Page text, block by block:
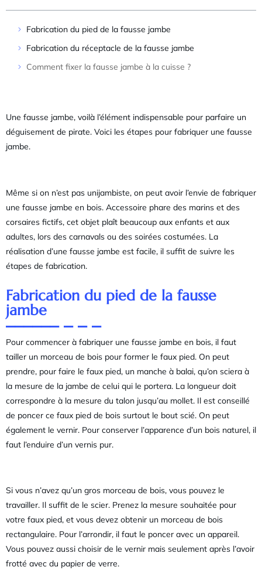
Fabrication du pied de la fausse jambe
Fabrication du réceptacle de la fausse jambe
Comment fixer la fausse jambe à la cuisse ?
Une fausse jambe, voilà l’élément indispensable pour parfaire un
déguisement de pirate. Voici les étapes pour fabriquer une fausse
jambe.
Même si on n’est pas unijambiste, on peut avoir l’envie de fabriquer
une fausse jambe en bois. Accessoire phare des marins et des
corsaires fictifs, cet objet plaît beaucoup aux enfants et aux
adultes, lors des carnavals ou des soirées costumées. La
réalisation d’une fausse jambe est facile, il suffit de suivre les
étapes de fabrication.
Fabrication du pied de la fausse
jambe
Pour commencer à fabriquer une fausse jambe en bois, il faut
tailler un morceau de bois pour former le faux pied. On peut
prendre, pour faire le faux pied, un manche à balai, qu’on sciera à
la mesure de la jambe de celui qui le portera. La longueur doit
correspondre à la mesure du talon jusqu’au mollet. Il est conseillé
de poncer ce faux pied de bois surtout le bout scié. On peut
également le vernir. Pour conserver l’apparence d’un bois naturel, il
faut l’enduire d’un vernis pur.
Si vous n’avez qu’un gros morceau de bois, vous pouvez le
travailler. Il suffit de le scier. Prenez la mesure souhaitée pour
votre faux pied, et vous devez obtenir un morceau de bois
rectangulaire. Pour l’arrondir, il faut le poncer avec un appareil.
Vous pouvez aussi choisir de le vernir mais seulement après l’avoir
frotté avec du papier de verre.